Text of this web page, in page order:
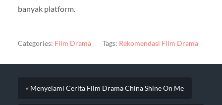
banyak platform.
Categories: Film Drama Tags: Rekomendasi Film Drama
« Menyelami Cerita Film Drama China Shine On Me